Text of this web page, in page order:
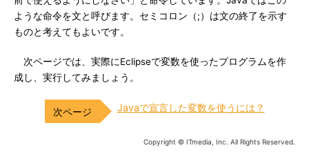
ような命令を文と呼びます。セミコロン（;）は文の終了を示す
ものと考えてもよいです。
次ページでは、実際にEclipseで変数を使ったプログラムを作
成し、実行してみましょう。
Javaで宣言した変数を使うには？
Copyright © ITmedia, Inc. All Rights Reserved.